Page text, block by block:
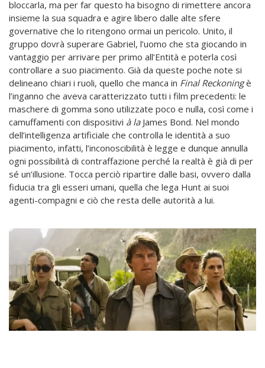
bloccarla, ma per far questo ha bisogno di rimettere ancora
insieme la sua squadra e agire libero dalle alte sfere
governative che lo ritengono ormai un pericolo. Unito, il
gruppo dovrà superare Gabriel, l’uomo che sta giocando in
vantaggio per arrivare per primo all’Entità e poterla così
controllare a suo piacimento. Già da queste poche note si
delineano chiari i ruoli, quello che manca in Final Reckoningè
l’inganno che aveva caratterizzato tutti i film precedenti: le
maschere di gomma sono utilizzate poco e nulla, così come i
camuffamenti con dispositivi à laJames Bond. Nel mondo
dell’intelligenza artificiale che controlla le identità a suo
piacimento, infatti, l’inconoscibilità è legge e dunque annulla
ogni possibilità di contraffazione perché la realtà è già di per
sé un’illusione. Tocca perciò ripartire dalle basi, ovvero dalla
fiducia tra gli esseri umani, quella che lega Hunt ai suoi
agenti-compagni e ciò che resta delle autorità a lui.